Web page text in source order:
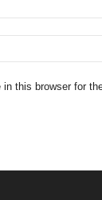
this browser for